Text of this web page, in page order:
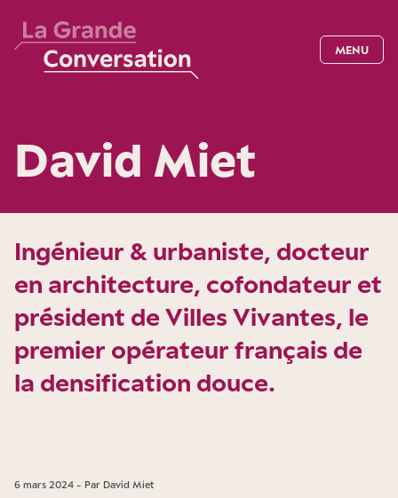
MENU
David Miet
Ingénieur & urbaniste, docteur
en architecture, cofondateur et
président de Villes Vivantes, le
premier opérateur français de
la densification douce.
6 mars 2024 - Par David Miet